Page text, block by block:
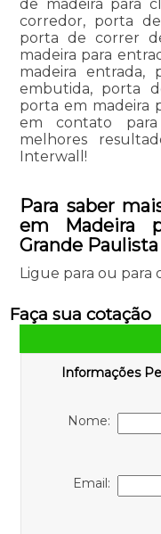
de madeira para
corredor, porta
porta de correr
madeira para
madeira entrada,
embutida, porta
porta em madeira
em contato
melhores
Interwall!
Para saber
em Madeira
Grande Paulista
Ligue para ou para
Faça sua cotação
Informações
Nome:
Email: